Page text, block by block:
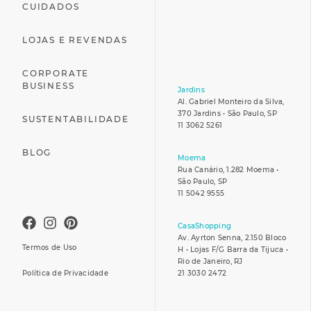
CUIDADOS
LOJAS E REVENDAS
CORPORATE
BUSINESS
SUSTENTABILIDADE
BLOG
Termos de Uso
Política de Privacidade
Jardins
Al. Gabriel Monteiro da Silva,
370 Jardins • São Paulo, SP
11 3062 5261
Moema
Rua Canário, 1.282 Moema •
São Paulo, SP
11 5042 9555
CasaShopping
Av. Ayrton Senna, 2.150 Bloco
H • Lojas F/G Barra da Tijuca •
Rio de Janeiro, RJ
21 3030 2472